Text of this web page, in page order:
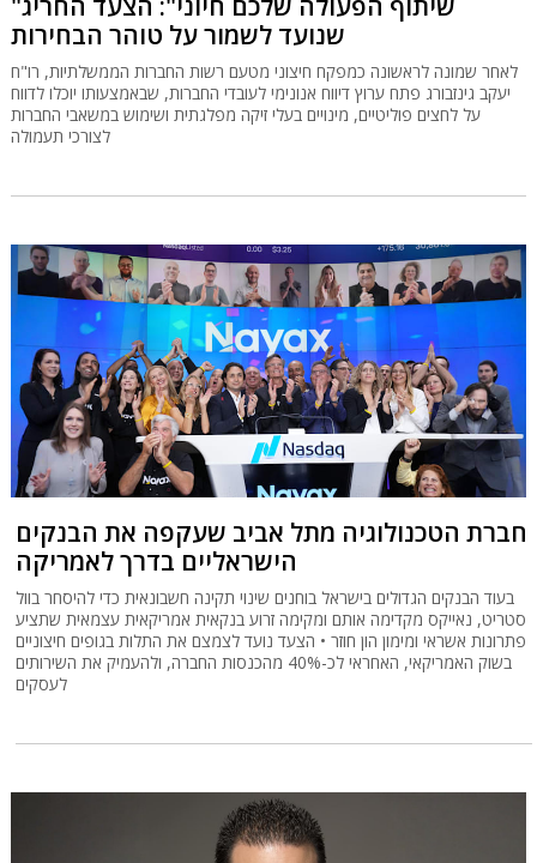
שנועד לשמור על טוהר הבחירות
לאחר שמונה לראשונה כמפקח חיצוני מטעם רשות החברות הממשלתיות, רו"ח
יעקב גינזבורג פתח ערוץ דיווח אנונימי לעובדי החברות, שבאמצעותו יוכלו לדווח
על לחצים פוליטיים, מינויים בעלי זיקה מפלגתית ושימוש במשאבי החברות
לצורכי תעמולה
חברת הטכנולוגיה מתל אביב שעקפה את הבנקים
הישראליים בדרך לאמריקה
בעוד הבנקים הגדולים בישראל בוחנים שינוי תקינה חשבונאית כדי להיסחר בוול
סטריט, נאייקס מקדימה אותם ומקימה זרוע בנקאית אמריקאית עצמאית שתציע
פתרונות אשראי ומימון הון חוזר • הצעד נועד לצמצם את התלות בגופים חיצוניים
בשוק האמריקאי, האחראי לכ-40% מהכנסות החברה, ולהעמיק את השירותים
לעסקים